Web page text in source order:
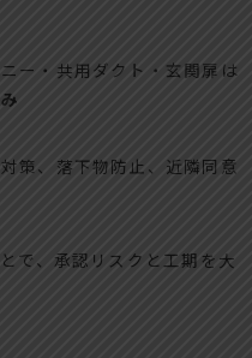
ー・共用ダクト・玄関扉は
策、落下物防止、近隣同意
で、承認リスクと工期を大